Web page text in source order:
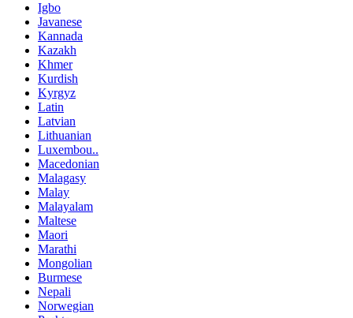
Igbo
Javanese
Kannada
Kazakh
Khmer
Kurdish
Kyrgyz
Latin
Latvian
Lithuanian
Luxembou..
Macedonian
Malagasy
Malay
Malayalam
Maltese
Maori
Marathi
Mongolian
Burmese
Nepali
Norwegian